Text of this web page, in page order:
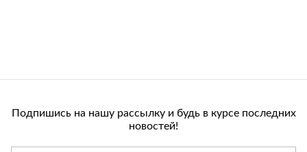
Подпишись на нашу рассылку и будь в курсе последних
новостей!